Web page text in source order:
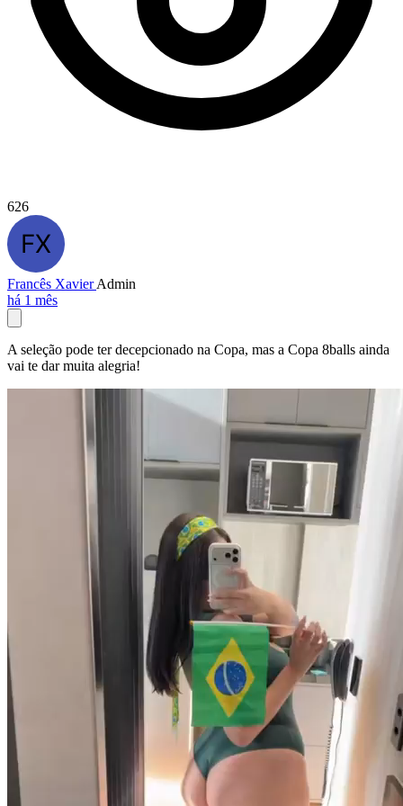
626
Francês XavierAdmin
há 1 mês
A seleção pode ter decepcionado na Copa, mas a Copa 8balls ainda
vai te dar muita alegria!